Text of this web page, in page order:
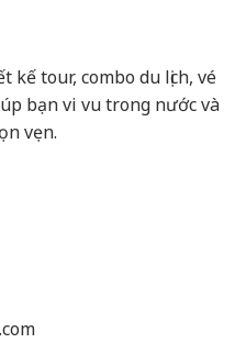
kế tour, combo du lịch, vé
bạn vi vu trong nước và
vẹn.